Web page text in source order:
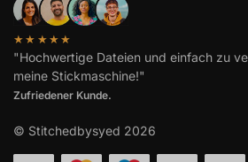
★★★★★
"Hochwertige Dateien und einfach zu
meine Stickmaschine!"
Zufriedener Kunde.
© Stitchedbysyed 2026